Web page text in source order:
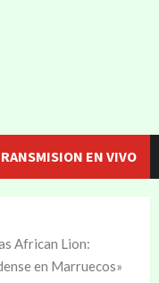
EN VIVO
African Lion:
en Marruecos»